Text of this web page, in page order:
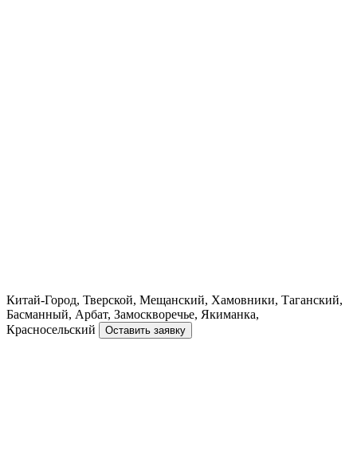
Китай-Город, Тверской, Мещанский, Хамовники, Таганский,
Басманный, Арбат, Замоскворечье, Якиманка,
Красносельский
Оставить заявку